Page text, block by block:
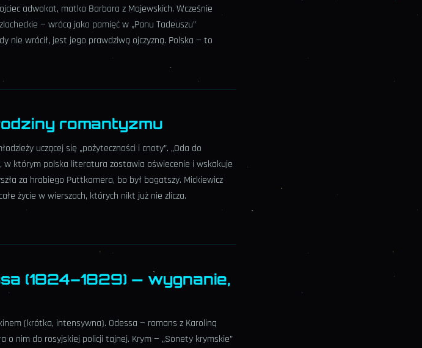
adwokat, matka Barbara z Majewskich. Wcześnie
— wrócą jako pamięć w „Panu Tadeuszu”
nie wrócił, jest jego prawdziwą ojczyzną. Polska — to
romantyzmu
uczącej się „pożyteczności i cnoty”. „Oda do
w którym polska literatura zostawia oświecenie i wskakuje
za hrabiego Puttkamera, bo był bogatszy. Mickiewicz
życie w wierszach, których nikt już nie zlicza.
(1824–1829) — wygnanie,
(krótka, intensywna). Odessa — romans z Karoliną
o nim do rosyjskiej policji tajnej. Krym — „Sonety krymskie”